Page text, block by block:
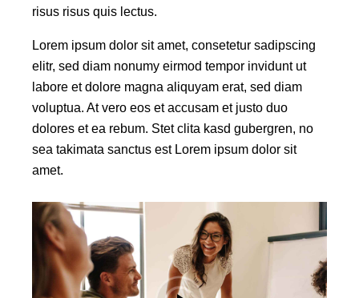
risus risus quis lectus.
Lorem ipsum dolor sit amet, consetetur sadipscing
elitr, sed diam nonumy eirmod tempor invidunt ut
labore et dolore magna aliquyam erat, sed diam
voluptua. At vero eos et accusam et justo duo
dolores et ea rebum. Stet clita kasd gubergren, no
sea takimata sanctus est Lorem ipsum dolor sit
amet.